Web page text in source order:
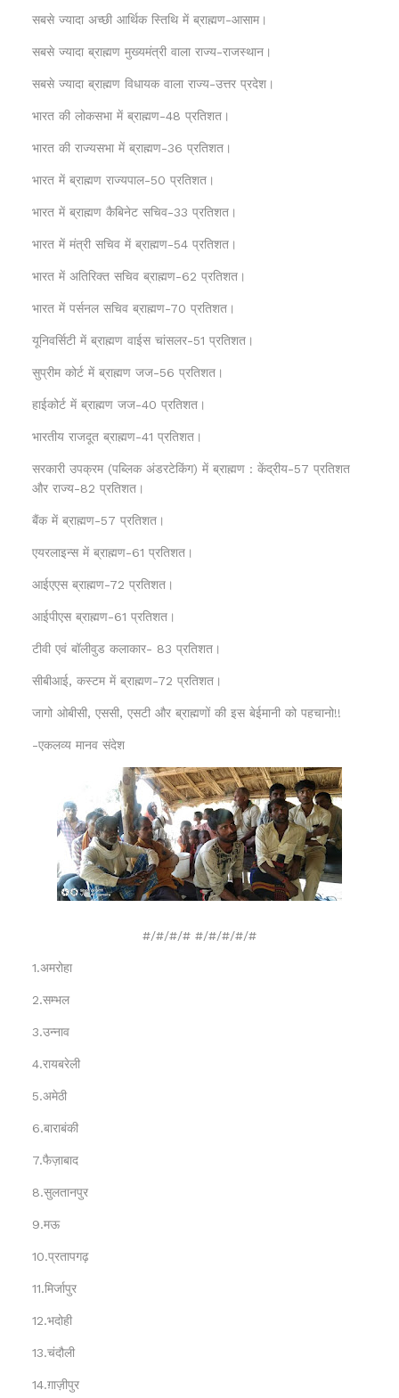
सबसे ज्यादा अच्छी आर्थिक स्तिथि में ब्राह्मण-आसाम।
सबसे ज्यादा ब्राह्मण मुख्यमंत्री वाला राज्य-राजस्थान।
सबसे ज्यादा ब्राह्मण विधायक वाला राज्य-उत्तर प्रदेश।
भारत की लोकसभा में ब्राह्मण-48 प्रतिशत।
भारत की राज्यसभा में ब्राह्मण-36 प्रतिशत।
भारत में ब्राह्मण राज्यपाल-50 प्रतिशत।
भारत में ब्राह्मण कैबिनेट सचिव-33 प्रतिशत।
भारत में मंत्री सचिव में ब्राह्मण-54 प्रतिशत।
भारत में अतिरिक्त सचिव ब्राह्मण-62 प्रतिशत।
भारत में पर्सनल सचिव ब्राह्मण-70 प्रतिशत।
यूनिवर्सिटी में ब्राह्मण वाईस चांसलर-51 प्रतिशत।
सुप्रीम कोर्ट में ब्राह्मण जज-56 प्रतिशत।
हाईकोर्ट में ब्राह्मण जज-40 प्रतिशत।
भारतीय राजदूत ब्राह्मण-41 प्रतिशत।
सरकारी उपक्रम (पब्लिक अंडरटेकिंग) में ब्राह्मण : केंद्रीय-57 प्रतिशत
और राज्य-82 प्रतिशत।
बैंक में ब्राह्मण-57 प्रतिशत।
एयरलाइन्स में ब्राह्मण-61 प्रतिशत।
आईएएस ब्राह्मण-72 प्रतिशत।
आईपीएस ब्राह्मण-61 प्रतिशत।
टीवी एवं बॉलीवुड कलाकार- 83 प्रतिशत।
सीबीआई, कस्टम में ब्राह्मण-72 प्रतिशत।
जागो ओबीसी, एससी, एसटी और ब्राह्मणों की इस बेईमानी को पहचानो!!
-एकलव्य मानव संदेश
#/#/#/# #/#/#/#/#
1.अमरोहा
2.सम्भल
3.उन्नाव
4.रायबरेली
5.अमेठी
6.बाराबंकी
7.फैज़ाबाद
8.सुलतानपुर
9.मऊ
10.प्रतापगढ़
11.मिर्जापुर
12.भदोही
13.चंदौली
14.ग़ाज़ीपुर